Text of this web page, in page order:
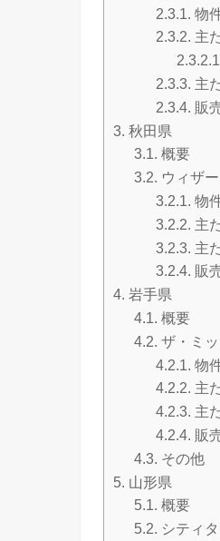
2.3.1. 物
2.3.2. 主
2.3.3. 主
2.3.4. 販
3. 秋田県
3.1. 概要
3.2. ウィザ
3.2.1. 物
3.2.2. 主
3.2.3. 主
3.2.4. 販
4. 岩手県
4.1. 概要
4.2. ザ・ミ
4.2.1. 物
4.2.2. 主
4.2.3. 主
4.2.4. 販
4.3. その他
5. 山形県
5.1. 概要
5.2. シティ